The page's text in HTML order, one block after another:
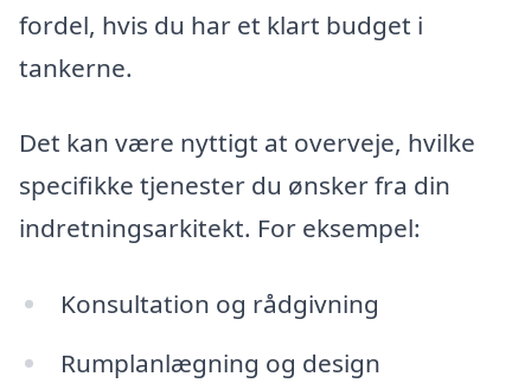
fordel, hvis du har et klart budget i
tankerne.
Det kan være nyttigt at overveje, hvilke
specifikke tjenester du ønsker fra din
indretningsarkitekt. For eksempel:
Konsultation og rådgivning
Rumplanlægning og design